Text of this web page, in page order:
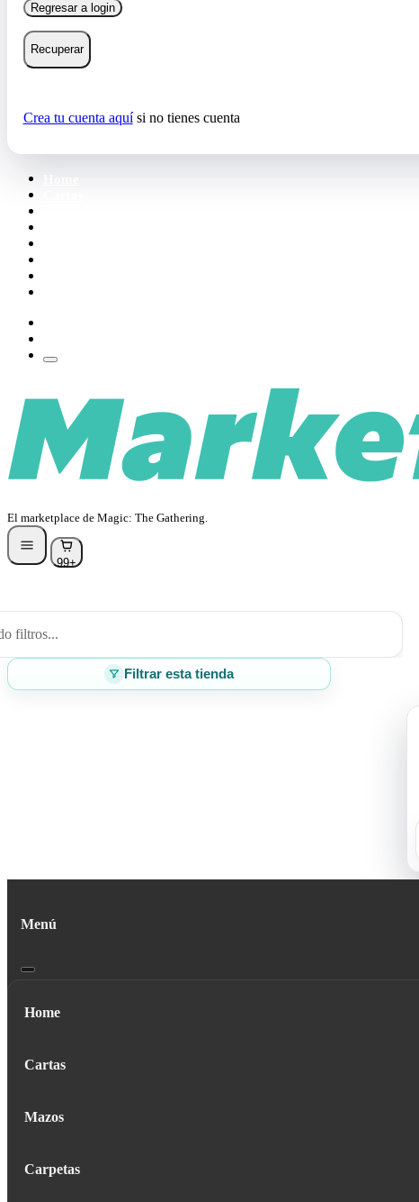
Regresar a login
Recuperar
Crea tu cuenta aquísi no tienes cuenta
El marketplace de Magic: The Gathering.
99+
filtros...
Filtrar esta tienda
Menú
Home
Cartas
Mazos
Carpetas